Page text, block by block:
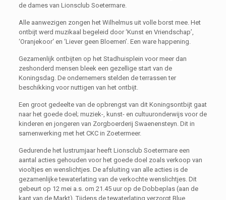
de dames van Lionsclub Soetermare.
Alle aanwezigen zongen het Wilhelmus uit volle borst mee. Het
ontbijt werd muzikaal begeleid door ‘Kunst en Vriendschap’,
‘Oranjekoor‘ en ‘Liever geen Bloemen’. Een ware happening.
Gezamenlijk ontbijten op het Stadhuisplein voor meer dan
zeshonderd mensen bleek een gezellige start van de
Koningsdag. De ondernemers stelden de terrassen ter
beschikking voor nuttigen van het ontbijt.
Een groot gedeelte van de opbrengst van dit Koningsontbijt gaat
naar het goede doel; muziek-, kunst- en cultuuronderwijs voor de
kinderen en jongeren van Zorgboerderij Swaenensteyn. Dit in
samenwerking met het CKC in Zoetermeer.
Gedurende het lustrumjaar heeft Lionsclub Soetermare een
aantal acties gehouden voor het goede doel zoals verkoop van
viooltjes en wenslichtjes. De afsluiting van alle acties is de
gezamenlijke tewaterlating van de verkochte wenslichtjes. Dit
gebeurt op 12 mei a.s. om 21.45 uur op de Dobbeplas (aan de
kant van de Markt). Tijdens de tewaterlating verzorgt Blue